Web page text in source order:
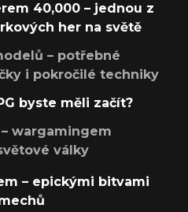
40,000 – jednou z
her na světě
– potřebné
i pokročilé techniky
byste měli začít?
wargamingem
války
– epickými bitvami